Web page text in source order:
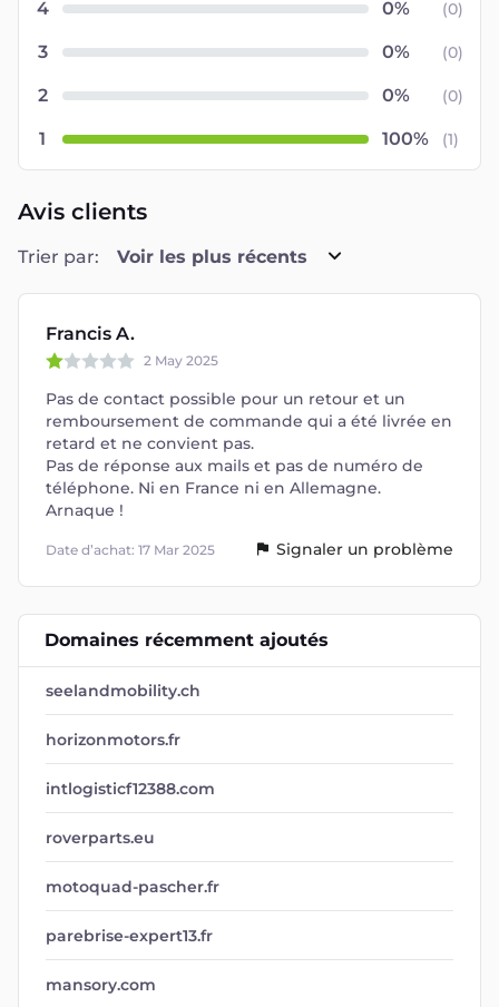
4 (0)
3 (0)
2 (0)
1 (1)
Avis clients
Trier par: Voir les plus récents
Francis A.
2 May 2025
Pas de contact possible pour un retour et un
remboursement de commande qui a été livrée en
retard et ne convient pas.
Pas de réponse aux mails et pas de numéro de
téléphone. Ni en France ni en Allemagne.
Arnaque !
Date d’achat: 17 Mar 2025 Signaler un problème
Domaines récemment ajoutés
seelandmobility.ch
horizonmotors.fr
intlogisticf12388.com
roverparts.eu
motoquad-pascher.fr
parebrise-expert13.fr
mansory.com